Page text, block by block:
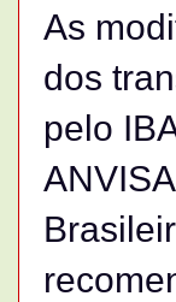
As
dos
pelo